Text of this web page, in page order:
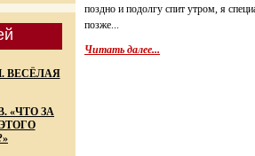
ВЕСЁЛАЯ
«ЧТО ЗА
поздно и подолгу спит утром, я
позже...
Читать далее...